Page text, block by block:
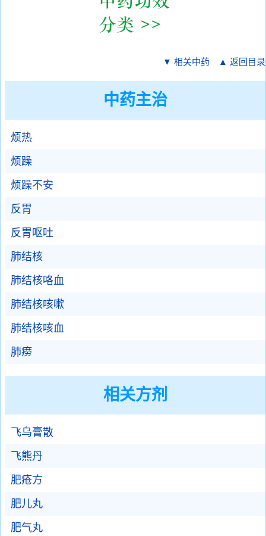
▼ 相关中药 ▲ 返回目录
中药主治
烦热
烦躁
烦躁不安
反胃
反胃呕吐
肺结核
肺结核咯血
肺结核咳嗽
肺结核咳血
肺痨
相关方剂
飞乌膏散
飞熊丹
肥疮方
肥儿丸
肥气丸